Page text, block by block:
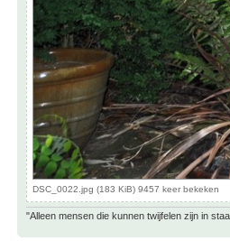
DSC_0022.jpg (183 KiB) 9457 keer bekeken
"Alleen mensen die kunnen twijfelen zijn in